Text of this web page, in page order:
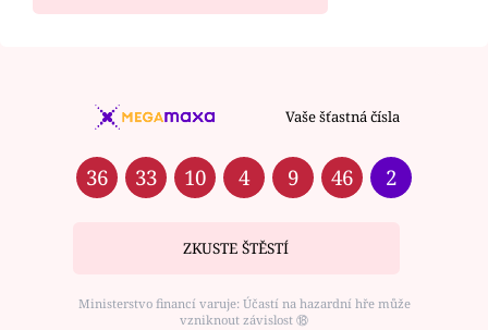
Vaše šťastná čísla
36 33 10 4 9 46 2
ZKUSTE ŠTĚSTÍ
Ministerstvo financí varuje: Účastí na hazardní hře může
vzniknout závislost ⑱